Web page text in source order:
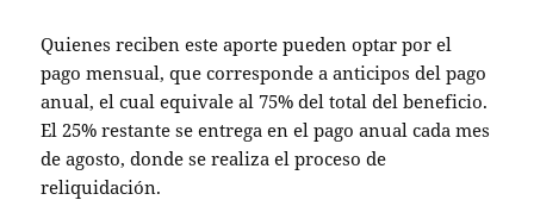
Quienes reciben este aporte pueden optar por el
pago mensual, que corresponde a anticipos del pago
anual, el cual equivale al 75% del total del beneficio.
El 25% restante se entrega en el pago anual cada mes
de agosto, donde se realiza el proceso de
reliquidación.